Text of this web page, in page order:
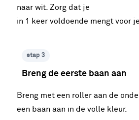
naar wit. Zorg dat je
in 1 keer voldoende mengt voor
stap 3
Breng de eerste baan aan
Breng met een roller aan de
een baan aan in de volle kleur.